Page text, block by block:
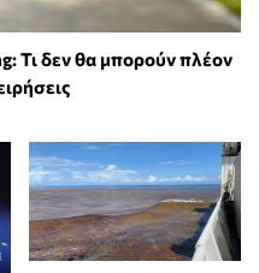
Τι δεν θα μπορούν πλέον